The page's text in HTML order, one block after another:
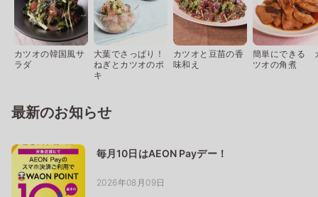
カツオの韓国風サ
ラダ
大葉でさっぱり！
ねぎとカツオのポ
キ
カツオと豆苗の香
味和え
簡単にできる
ツオの角煮
最新のお知らせ
毎月10日はAEON Payデー！
2026年08月09日